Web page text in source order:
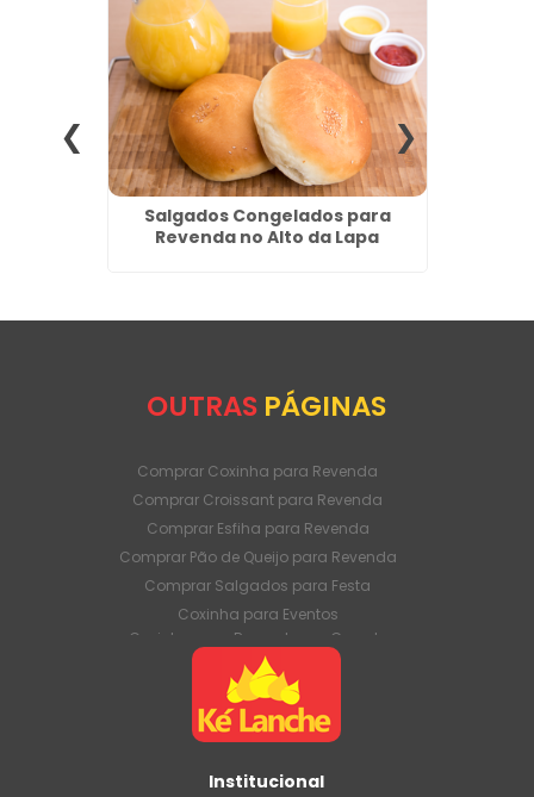
Salgados Congelados para
Revenda no Alto da Lapa
OUTRAS PÁGINAS
Comprar Coxinha para Revenda
Comprar Croissant para Revenda
Comprar Esfiha para Revenda
Comprar Pão de Queijo para Revenda
Comprar Salgados para Festa
Coxinha para Eventos
Coxinha para Revenda em Grande
Quantidade
Coxinha para Venda Direto da Fábrica
Coxinha para Venda em Atacado
Croissant para Revenda em Grande
Croissant para Venda Direto da Fábrica
Institucional